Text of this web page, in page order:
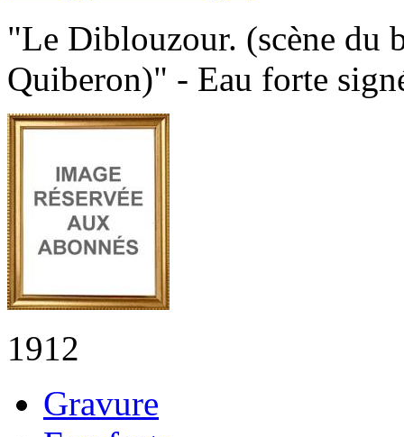
"Le Diblouzour. (scène du
Quiberon)" - Eau forte
1912
Gravure